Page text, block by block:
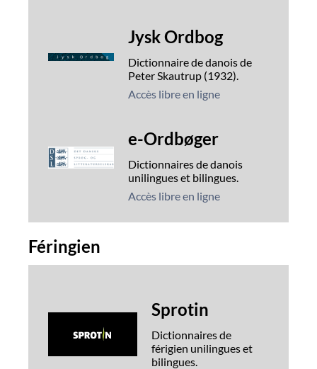
Jysk Ordbog
Dictionnaire de danois de
Peter Skautrup (1932).
Accès libre en ligne
e-Ordbøger
Dictionnaires de danois
unilingues et bilingues.
Accès libre en ligne
Féringien
Sprotin
Dictionnaires de
férigien unilingues et
bilingues.